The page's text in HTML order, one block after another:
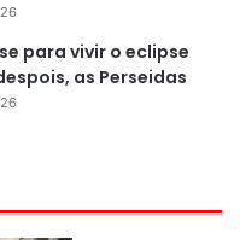
para vivir o eclipse
as Perseidas